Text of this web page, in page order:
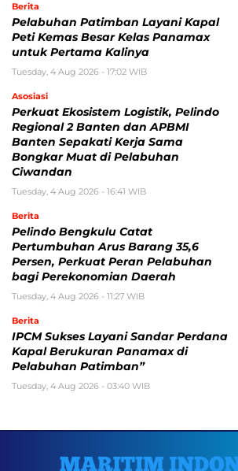
Berita
Pelabuhan Patimban Layani Kapal
Peti Kemas Besar Kelas Panamax
untuk Pertama Kalinya
Tuesday, 4 Aug 2026 - 17:02 WIB
Asosiasi
Perkuat Ekosistem Logistik, Pelindo
Regional 2 Banten dan APBMI
Banten Sepakati Kerja Sama
Bongkar Muat di Pelabuhan
Ciwandan
Tuesday, 4 Aug 2026 - 16:41 WIB
Berita
Pelindo Bengkulu Catat
Pertumbuhan Arus Barang 35,6
Persen, Perkuat Peran Pelabuhan
bagi Perekonomian Daerah
Tuesday, 4 Aug 2026 - 11:27 WIB
Berita
IPCM Sukses Layani Sandar Perdana
Kapal Berukuran Panamax di
Pelabuhan Patimban”
Tuesday, 4 Aug 2026 - 03:40 WIB